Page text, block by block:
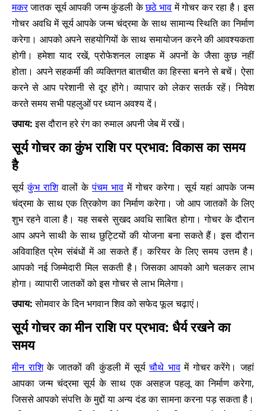
मकरजातक सूर्य आपकी जन्म कुंडली केछठे भावमें गोचर कर रहा है। इस
गोचर अवधि में सूर्य आपके जन्म चंद्रमा के साथ सामान्य स्थिति का निर्माण
करेगा। आपको अपने सहयोगियों के साथ समायोजन करने की आवश्यकता
होगी। हमेशा याद रखें, प्रोफेशनल लाइफ में अपनों के जैसा कुछ नहीं
होता। अपने सहकर्मी की व्यक्तिगत बातचीत का हिस्सा बनने से बचें। ऐसा
करने से आप परेशानी से दूर होंगे। व्यापार को लेकर सतर्क रहें। निवेश
करते समय सभी पहलुओं पर ध्यान अवश्य दें।
उपाय:इस दौरान हरे रंग का रुमाल अपनी जेब में रखें।
सूर्य गोचर का कुंभ राशि पर प्रभाव: विकास का समय
है
सूर्यकुंभ राशिवालों केपंचम भाव में गोचर करेगा। सूर्य यहां आपके जन्म
चंद्रमा के साथ एक त्रिकोण का निर्माण करेगा। जो आप जातकों के लिए
शुभ रहने वाला है। यह सबसे सुखद अवधि साबित होगा। गोचर के दौरान
आप अपने साथी के साथ छुट्टियों की योजना बना सकते हैं। इस दौरान
अविवाहित प्रेम संबंधों में आ सकते हैं। करियर के लिए समय उत्तम है।
आपको नई जिम्मेदारी मिल सकती है। जिसका आपको आगे चलकर लाभ
होगा। व्यापारी जातकों को इस गोचर से लाभ मिलेगा।
उपाय:सोमवार के दिन भगवान शिव को सफेद फूल चढ़ाएं।
सूर्य गोचर का मीन राशि पर प्रभाव: धैर्य रखने का
समय
मीन राशिके जातकों की कुंडली में सूर्यचौथे भावमें गोचर करेंगे। जहां
आपका जन्म चंद्रमा सूर्य के साथ एक असहज पहलू का निर्माण करेगा,
जिससे आपको संपत्ति के मुद्दों या अन्य दंड का सामना करना पड़ सकता है।